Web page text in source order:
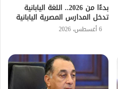
بدءًا من 2026.. اللغة اليابانية
تدخل المدارس المصرية اليابانية
6 أغسطس، 2026